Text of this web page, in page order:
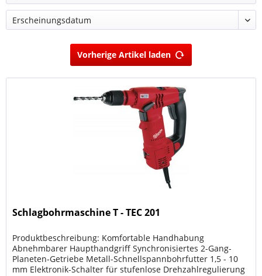
Vorherige Artikel laden
Schlagbohrmaschine T - TEC 201
Produktbeschreibung: Komfortable Handhabung
Abnehmbarer Haupthandgriff Synchronisiertes 2-Gang-
Planeten-Getriebe Metall-Schnellspannbohrfutter 1,5 - 10
mm Elektronik-Schalter für stufenlose Drehzahlregulierung